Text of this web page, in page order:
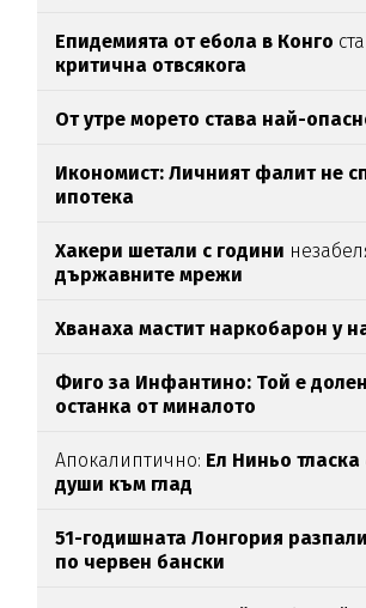
Епидемията от ебола в Конго
критична отвсякога
От утре морето става най-
Икономист: Личният фалит не
ипотека
Хакери шетали с години
държавните мрежи
Хванаха мастит наркобарон у
Фиго за Инфантино: Той е
останка от миналото
Апокалиптично: Ел Ниньо
души към глад
51-годишната Лонгория разпали
по червен бански